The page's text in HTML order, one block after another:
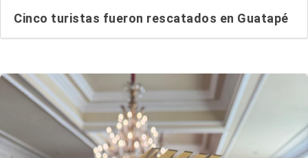
Cinco turistas fueron rescatados en Guatapé